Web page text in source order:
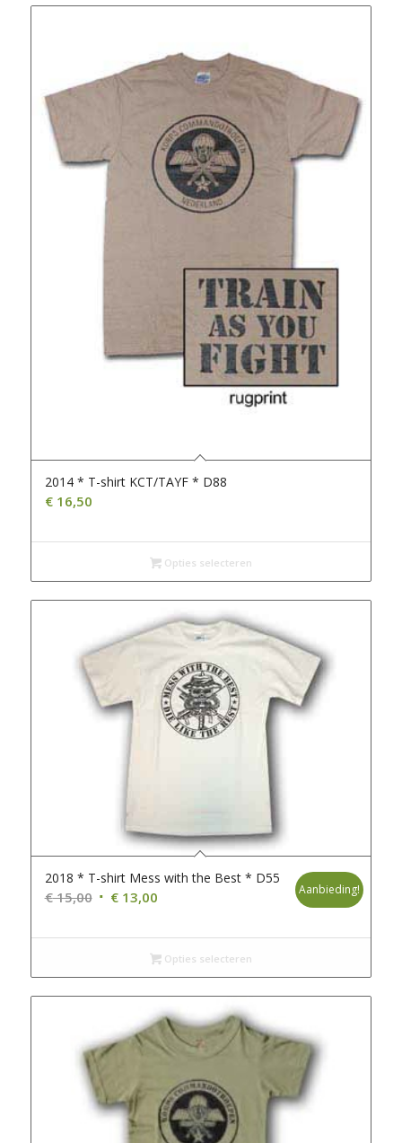
2014 * T-shirt KCT/TAYF * D88
€16,50
Opties selecteren
2018 * T-shirt Mess with the Best * D55
€15,00 Oorspronkelijke
was:
€13,00Huidige
is:
€ 13,00.
Aanbieding!
Opties selecteren